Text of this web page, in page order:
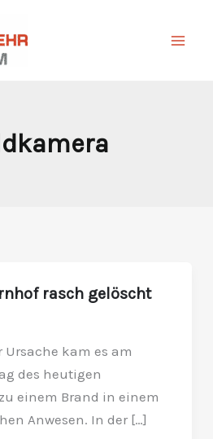
rasch gelöscht
kam es am
des heutigen
einem Brand in einem
Anwesen. In der […]